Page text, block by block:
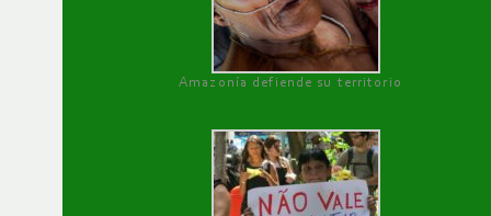
Amazonía defiende su territorio